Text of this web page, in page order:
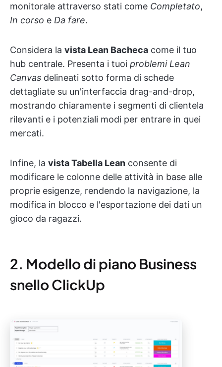
monitorale attraverso stati come Completato,
In corso e Da fare.
Considera la vista Lean Bacheca come il tuo
hub centrale. Presenta i tuoi problemi Lean
Canvas delineati sotto forma di schede
dettagliate su un'interfaccia drag-and-drop,
mostrando chiaramente i segmenti di clientela
rilevanti e i potenziali modi per entrare in quei
mercati.
Infine, la vista Tabella Lean consente di
modificare le colonne delle attività in base alle
proprie esigenze, rendendo la navigazione, la
modifica in blocco e l'esportazione dei dati un
gioco da ragazzi.
2. Modello di piano Business
snello ClickUp